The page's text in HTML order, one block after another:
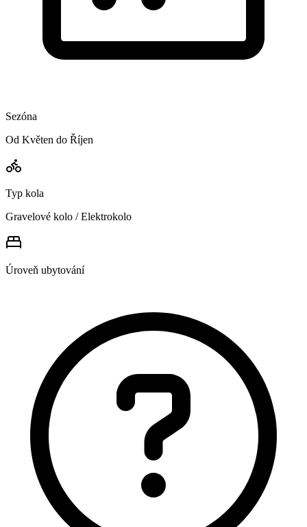
Sezóna
Od Květen do Říjen
Typ kola
Gravelové kolo / Elektrokolo
Úroveň ubytování